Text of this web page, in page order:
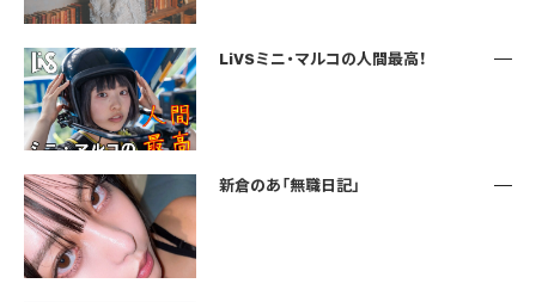
LiVSミニ・マルコの人間最高！
新倉のあ「無職日記」